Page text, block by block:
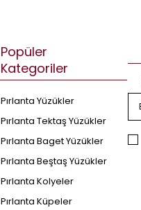
Popüler
Kategoriler
Pırlanta Yüzükler
Pırlanta Tektaş Yüzükler
Pırlanta Baget Yüzükler
Pırlanta Beştaş Yüzükler
Pırlanta Kolyeler
Pırlanta Küpeler